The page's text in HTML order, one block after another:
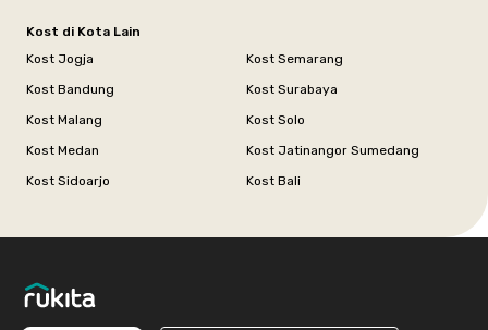
Kost di Kota Lain
Kost Jogja
Kost Semarang
Kost Bandung
Kost Surabaya
Kost Malang
Kost Solo
Kost Medan
Kost Jatinangor Sumedang
Kost Sidoarjo
Kost Bali